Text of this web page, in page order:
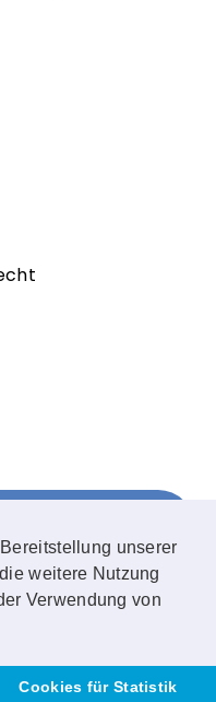
unserer
weitere Nutzung
Verwendung von
Cookies für Statistik